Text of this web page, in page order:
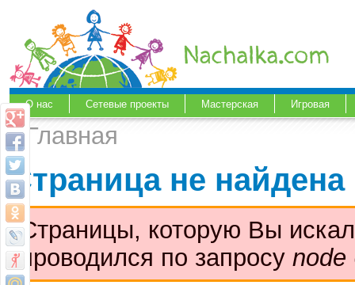
О нас Сетевые проекты Мастерская Игровая
Главная
Страница не найдена
Страницы, которую Вы
проводился по запросу node